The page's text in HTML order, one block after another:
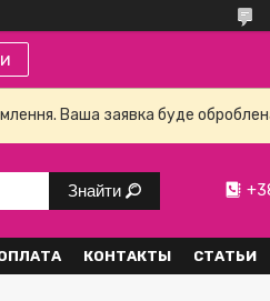
Ваша заявка буде
Знайти
КОНТАКТЫ СТАТЬИ